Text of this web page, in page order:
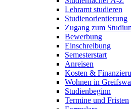
Lehramt studieren
Studienorientierung
Zugang zum
Bewerbung
Einschreibung
Semesterstart
Anreisen
Kosten &
Wohnen in
Studienbeginn
Termine und Fristen